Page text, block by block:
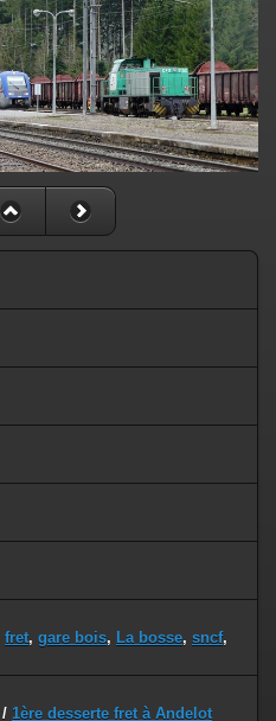
fret, gare bois, La bosse, sncf,
/ 1ère desserte fret à Andelot